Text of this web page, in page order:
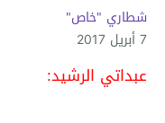
شطاري "خاص"
7 أبريل 2017
عبداتي الرشيد: